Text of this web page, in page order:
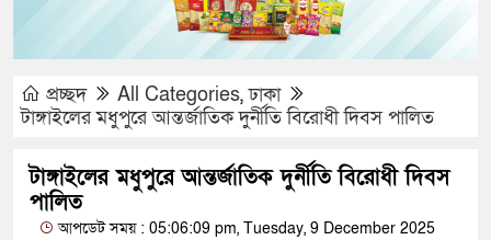
প্রচ্ছদ All Categories,ঢাকা
টাঙ্গাইলের মধুপুরে আন্তর্জাতিক দুর্নীতি বিরোধী দিবস পালিত
টাঙ্গাইলের মধুপুরে আন্তর্জাতিক দুর্নীতি বিরোধী দিবস
পালিত
আপডেট সময় : 05:06:09 pm, Tuesday, 9 December 2025